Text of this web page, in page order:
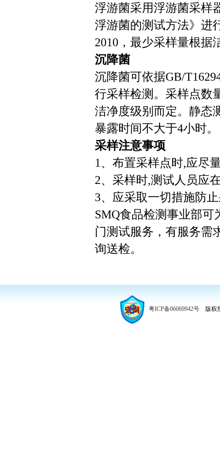
浮游菌采用浮游菌采样
浮游菌的测试方法》进
2010，最少采样量根据
沉降菌
沉降菌可依据GB/
行采样检测。采样点数
洁净度级别而定。静态
暴露时间不大于4小时。
采样注意事项
1、布置采样点时,应尽
2、采样时,测试人员应
3、应采取一切措施防
SMQ食品检测事业部
门测试服务，有服务需
询送检。
粤ICP备06069942号 版权